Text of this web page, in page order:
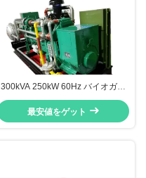
300kVA 250kW 60Hz バイオガス
CHP、リモート監視CHPコージェ
ネレーションシステム
最安値をゲット